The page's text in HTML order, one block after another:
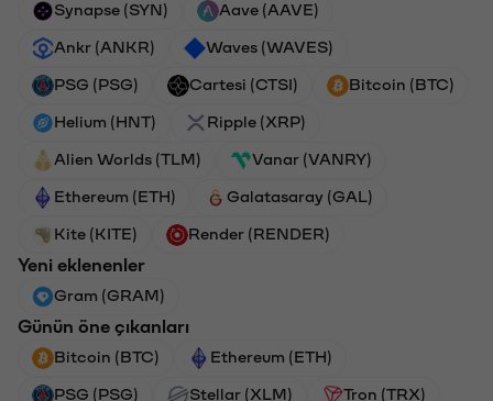
Synapse (SYN) Aave (AAVE)
Ankr (ANKR) Waves (WAVES)
PSG (PSG) Cartesi (CTSI) Bitcoin (BTC)
Helium (HNT) Ripple (XRP)
Alien Worlds (TLM) Vanar (VANRY)
Ethereum (ETH) Galatasaray (GAL)
Kite (KITE) Render (RENDER)
Yeni eklenenler
Gram (GRAM)
Günün öne çıkanları
Bitcoin (BTC) Ethereum (ETH)
PSG (PSG) Stellar (XLM) Tron (TRX)